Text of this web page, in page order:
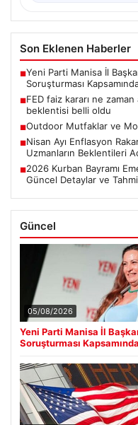
Son Eklenen Haberler
■Yeni Parti Manisa İl
Soruşturması
■FED faiz kararı ne zaman
beklentisi belli oldu
■Outdoor Mutfaklar ve
■Nisan Ayı Enflasyon
Uzmanların Beklentileri
■2026 Kurban Bayramı
Güncel Detaylar ve
Güncel
05/08/2026
Yeni Parti Manisa İl
Soruşturması